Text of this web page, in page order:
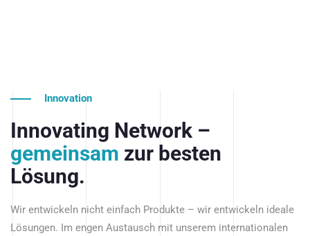
Innovation
Innovating Network –
gemeinsam zur besten
Lösung.
Wir entwickeln nicht einfach Produkte – wir entwickeln ideale
Lösungen. Im engen Austausch mit unserem internationalen